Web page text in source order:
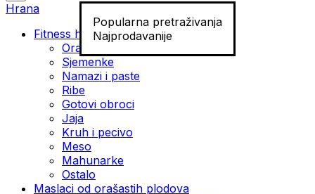
Popularna pretraživanja
Najprodavanije
Hrana
Fitness hrana
Orašasti plodovi
Sjemenke
Namazi i paste
Ribe
Gotovi obroci
Jaja
Kruh i pecivo
Meso
Mahunarke
Ostalo
Maslaci od orašastih plodova